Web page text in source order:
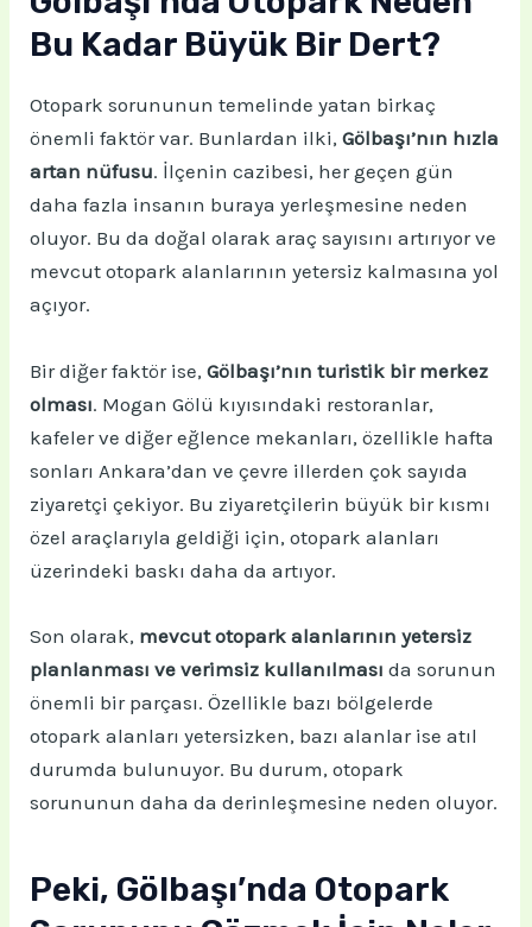
Bu Kadar Büyük Bir Dert?
Otopark sorununun temelinde yatan birkaç
önemli faktör var. Bunlardan ilki,Gölbaşı’nın hızla
artan nüfusu. İlçenin cazibesi, her geçen gün
daha fazla insanın buraya yerleşmesine neden
oluyor. Bu da doğal olarak araç sayısını artırıyor ve
mevcut otopark alanlarının yetersiz kalmasına yol
açıyor.
Bir diğer faktör ise,Gölbaşı’nın turistik bir merkez
olması. Mogan Gölü kıyısındaki restoranlar,
kafeler ve diğer eğlence mekanları, özellikle hafta
sonları Ankara’dan ve çevre illerden çok sayıda
ziyaretçi çekiyor. Bu ziyaretçilerin büyük bir kısmı
özel araçlarıyla geldiği için, otopark alanları
üzerindeki baskı daha da artıyor.
Son olarak, mevcut otopark alanlarının yetersiz
planlanması ve verimsiz kullanılması da sorunun
önemli bir parçası. Özellikle bazı bölgelerde
otopark alanları yetersizken, bazı alanlar ise atıl
durumda bulunuyor. Bu durum, otopark
sorununun daha da derinleşmesine neden oluyor.
Peki, Gölbaşı’nda Otopark